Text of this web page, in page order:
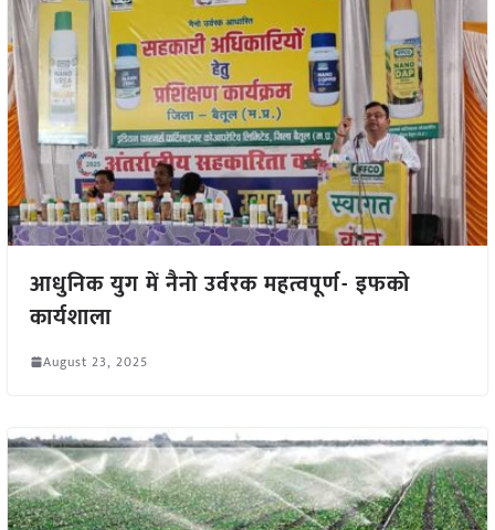
आधुनिक युग में नैनो उर्वरक महत्वपूर्ण- इफको
कार्यशाला
August 23, 2025